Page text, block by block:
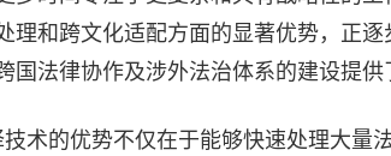
理和跨文化适配方面的显著优势，正逐
国法律协作及涉外法治体系的建设提供
术的优势不仅在于能够快速处理大量